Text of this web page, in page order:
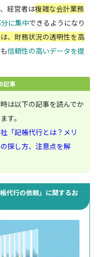
経営者は複雑な会計業務
に集中できるようになり
、財務状況の透明性を高
信頼性の高いデータを提
記事
は以下の記事を読んでか
す。
「記帳代行とは？メリ
探し方、注意点を解
代行の依頼」に関するお